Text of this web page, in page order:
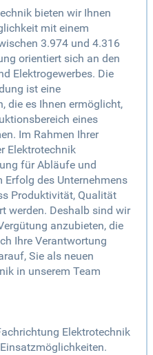
bieten wir Ihnen
mit einem
3.974 und 4.316
orientiert sich an den
Elektrogewerbes. Die
ist eine
die es Ihnen ermöglicht,
eines
Im Rahmen Ihrer
Elektrotechnik
für Abläufe und
Erfolg des Unternehmens
Produktivität, Qualität
werden. Deshalb sind wir
anzubieten, die
Ihre Verantwortung
Sie als neuen
in unserem Team
Elektrotechnik